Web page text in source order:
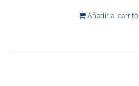
Añadir al carrito